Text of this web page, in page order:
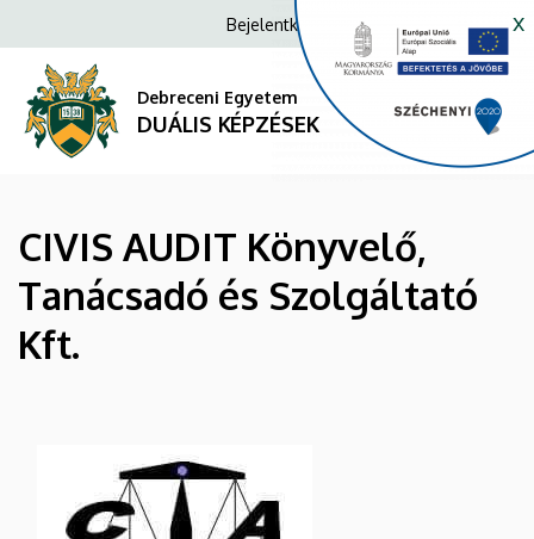
AUDIT
Könyvelő,
Tanácsadó
Szolgáltató
Kft.
KÉPZÉSEK
a
tartalomra
x
Anonim
Felhasználói
fiók
menüje
Bejelentkezés/Regisztráció
Debreceni Egyetem
DUÁLIS KÉPZÉSEK
CIVIS AUDIT Könyvelő,
Tanácsadó és Szolgáltató
Kft.